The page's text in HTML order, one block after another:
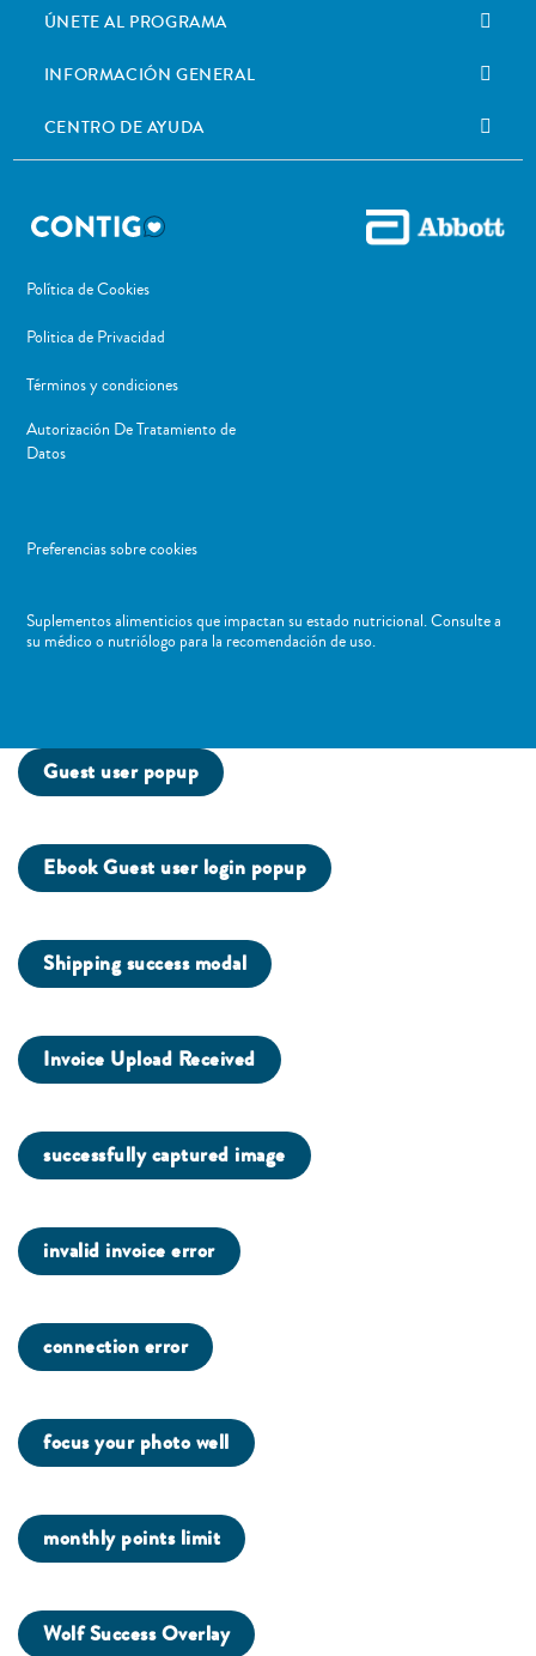
ÚNETE AL PROGRAMA
INFORMACIÓN GENERAL
CENTRO DE AYUDA
Política de Cookies
Politica de Privacidad
Términos y condiciones
Autorización De Tratamiento de
Datos
Preferencias sobre cookies
Suplementos alimenticios que impactan su estado nutricional. Consulte a
su médico o nutriólogo para la recomendación de uso. ​
Guest user popup
Ebook Guest user login popup
Shipping success modal
Invoice Upload Received
successfully captured image
invalid invoice error
connection error
focus your photo well
monthly points limit
Wolf Success Overlay